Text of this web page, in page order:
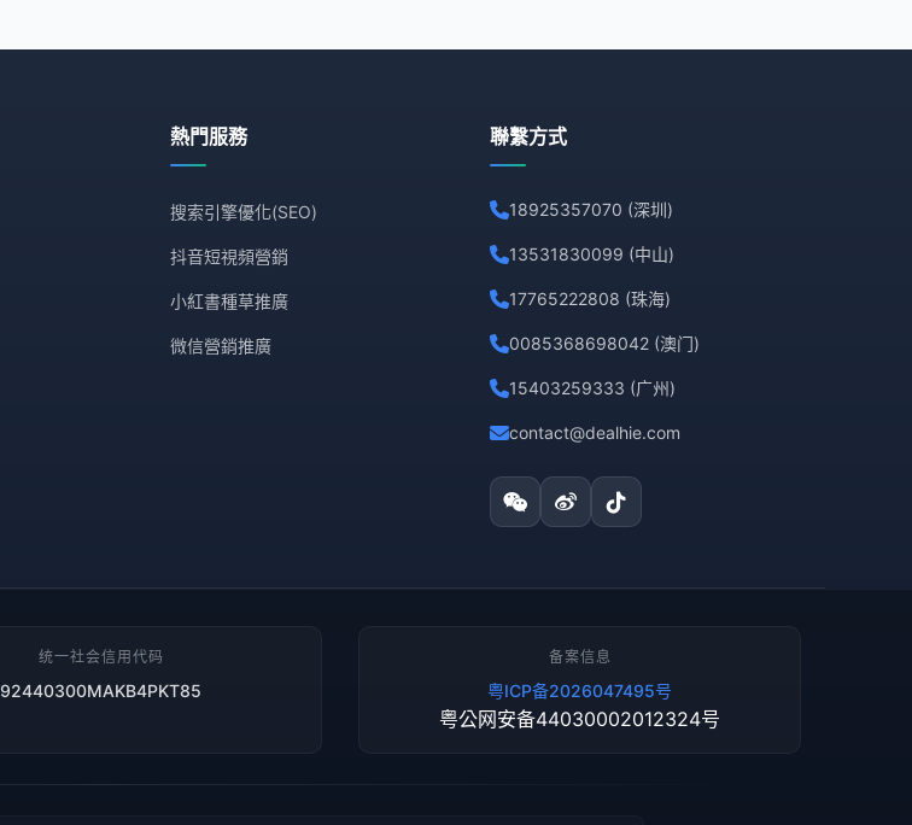
熱門服務
搜索引擎優化(SEO)
抖音短視頻營銷
小紅書種草推廣
微信營銷推廣
聯繫方式
18925357070 (深圳)
13531830099 (中山)
17765222808 (珠海)
0085368698042 (澳门)
15403259333 (广州)
contact@dealhie.com
统一社会信用代码
92440300MAKB4PKT85
备案信息
粤ICP备2026047495号
粤公网安备44030002012324号